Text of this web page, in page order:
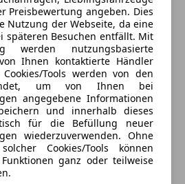
Preisbewertung angeben. Dies
Nutzung der Webseite, da eine
späteren Besuchen entfällt. Mit
werden nutzungsbasierte
Ihnen kontaktierte Händler
Tools werden von den
um von Ihnen bei
angegebene Informationen
und innerhalb dieses
für die Befüllung neuer
wiederzuverwenden. Ohne
Cookies/Tools können
ganz oder teilweise